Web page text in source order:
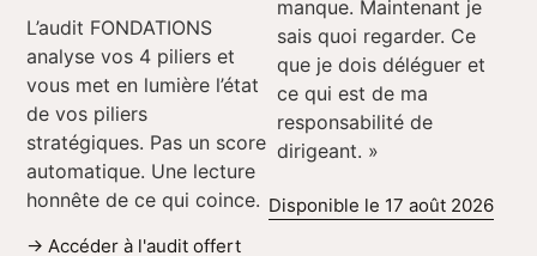
L’audit FONDATIONS
analyse vos 4 piliers et
vous met en lumière l’état
de vos piliers
stratégiques. Pas un score
automatique. Une lecture
honnête de ce qui coince.
→ Accéder à l'audit offert
manque. Maintenant je
sais quoi regarder. Ce
que je dois déléguer et
ce qui est de ma
responsabilité de
dirigeant. »
Disponible le 17 août 2026